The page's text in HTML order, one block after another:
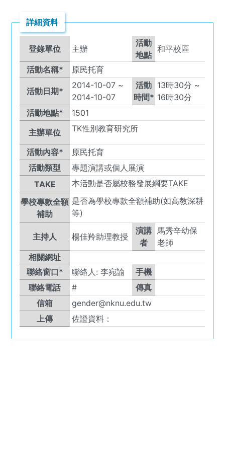
詳細資料
登錄單位 主辦
活動
地點
和平校區
活動名稱* 原民托育
活動日期*
2014-10-07 ~
2014-10-07
活動
時間*
13時30
分 ~
16時30分
活動地點*
1501
主辦單位
TK性別教育研究所
活動內容*
原民托育
活動類型
專題演講或個人展演
TAKE
本活動是否屬校務發展綱要TAKE
學校專款全額
補助
是否為學校專款全額補助(如高教深耕
等)
主持人 楊佳羚助理教授
演講
者
馬秀辛幼保
老師
相關網址
聯絡窗口*
聯絡人: 李宛諭
手機
聯絡電話
#
傳真
信箱
gender@nknu.edu.tw
上傳
佐證資料：